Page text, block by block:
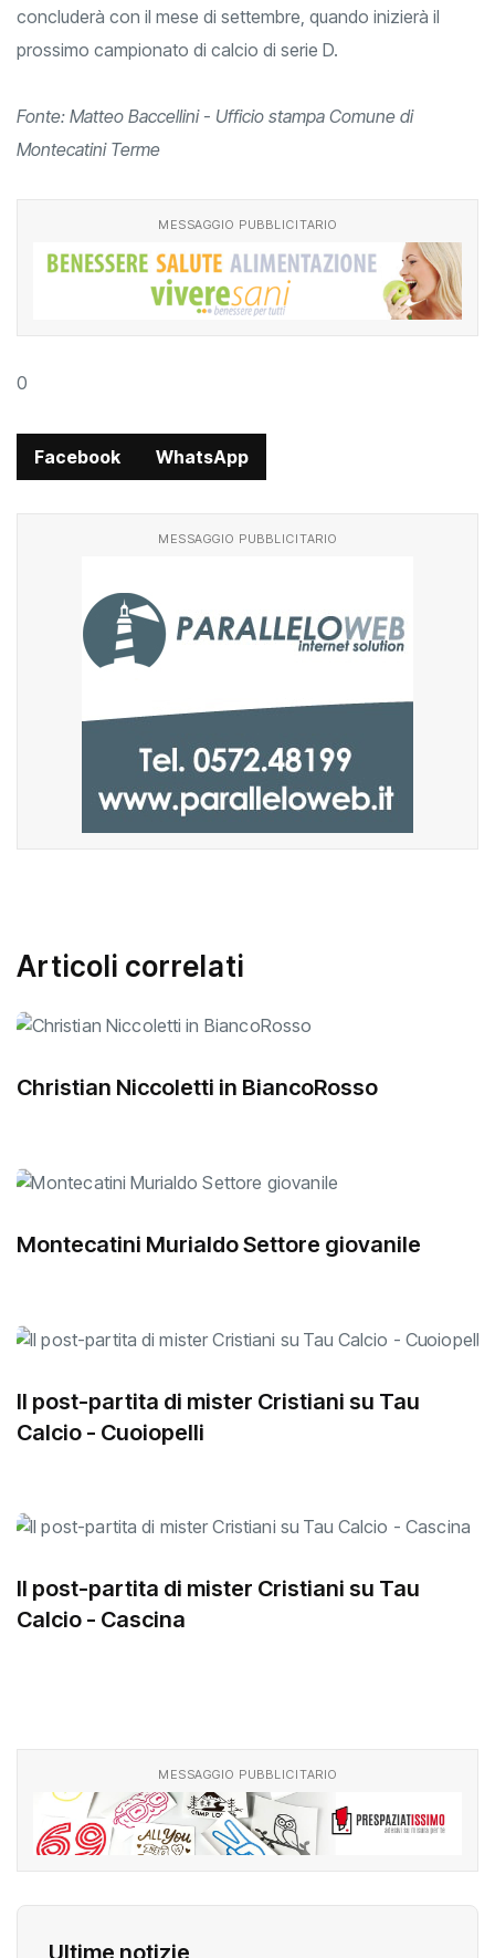
concluderà con il mese di settembre, quando inizierà il
prossimo campionato di calcio di serie D.
Fonte: Matteo Baccellini - Ufficio stampa Comune di
Montecatini Terme
MESSAGGIO PUBBLICITARIO
0
Facebook WhatsApp
MESSAGGIO PUBBLICITARIO
Articoli correlati
Christian Niccoletti in BiancoRosso
Montecatini Murialdo Settore giovanile
Il post-partita di mister Cristiani su Tau
Calcio - Cuoiopelli
Il post-partita di mister Cristiani su Tau
Calcio - Cascina
MESSAGGIO PUBBLICITARIO